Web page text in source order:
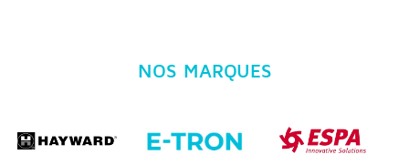
NOS MARQUES